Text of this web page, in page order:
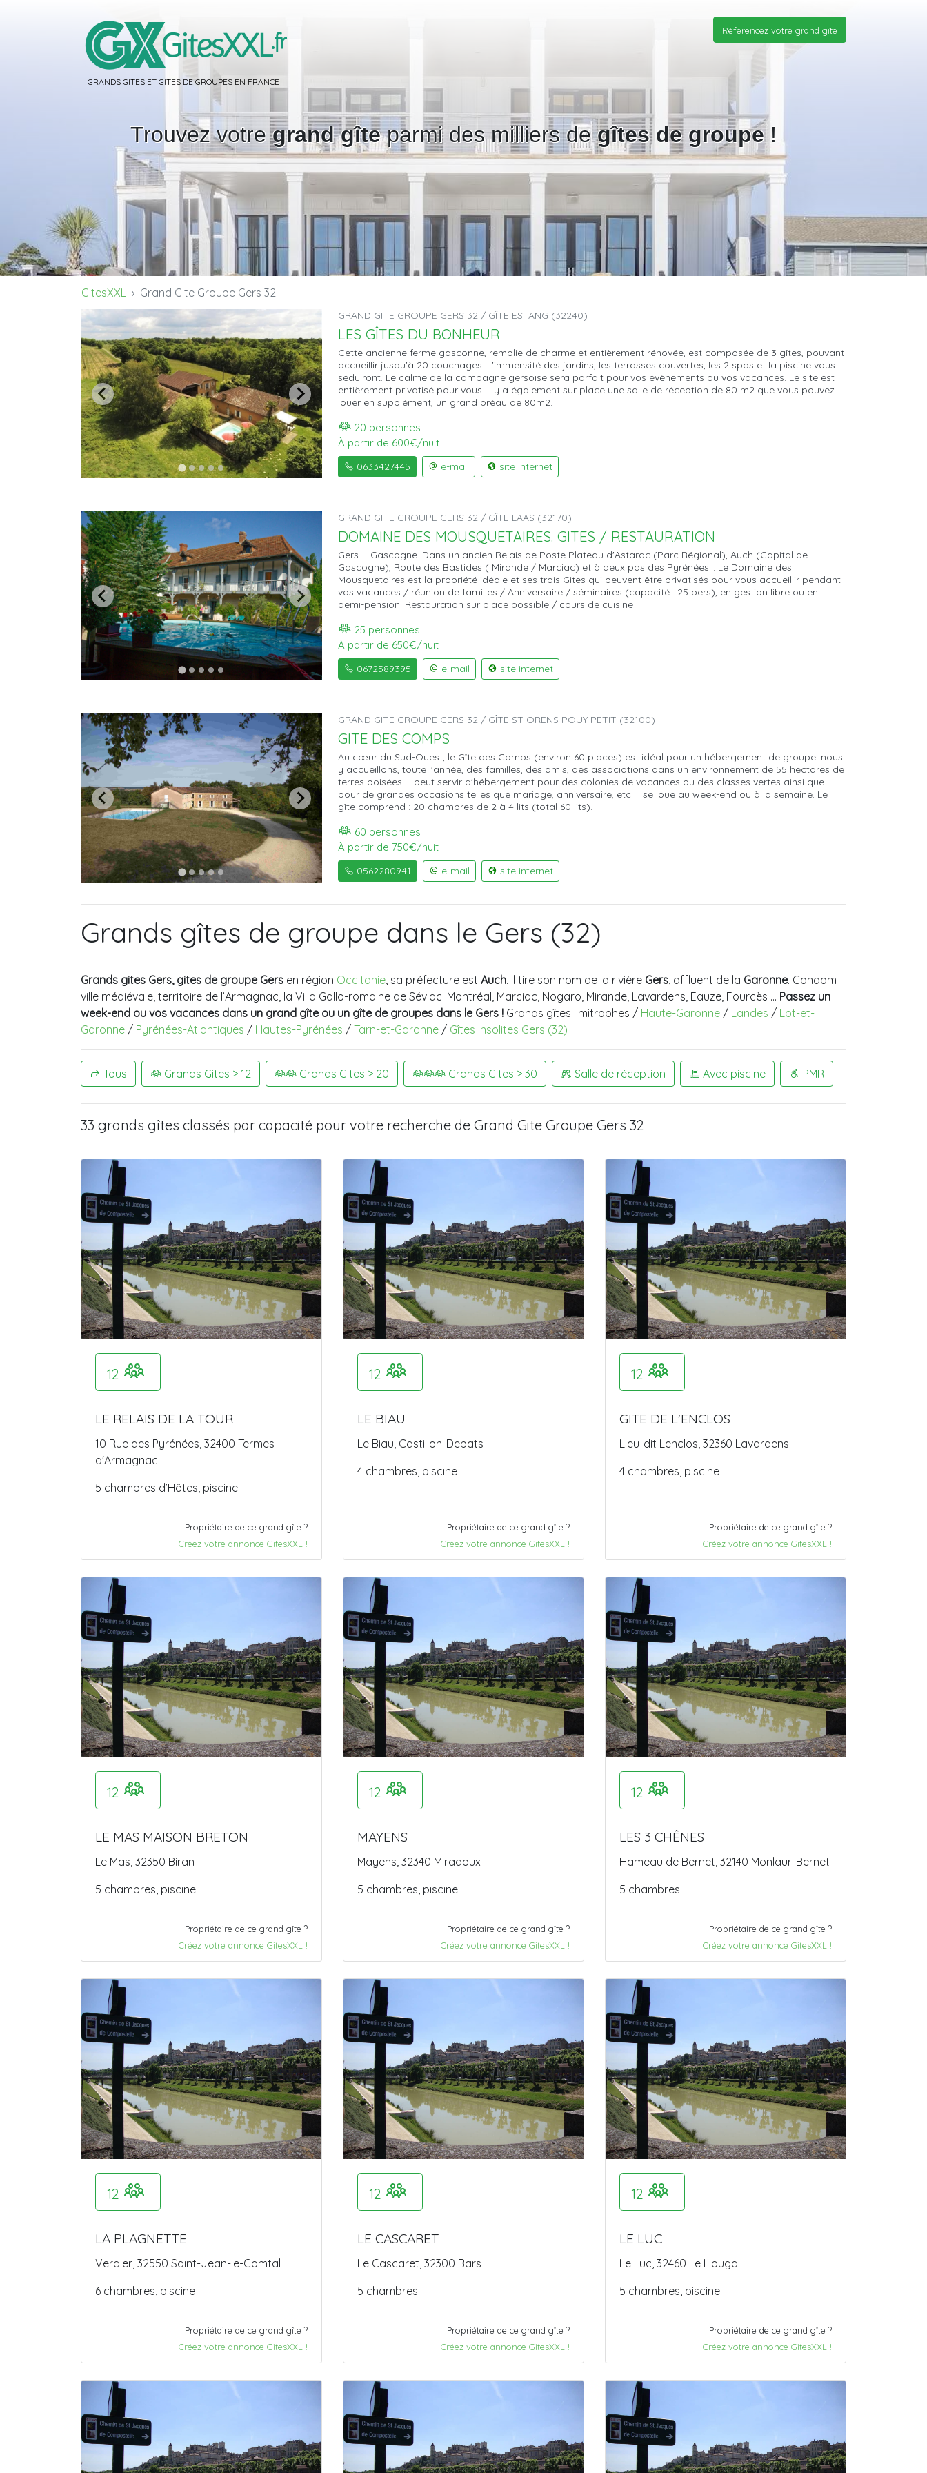
GRANDS GITES ET GITES DE GROUPES EN FRANCE
Référencez votre grand gîte
Trouvez votregrand gîteparmi des milliers degîtes de groupe!
GitesXXL Grand Gite Groupe Gers 32
GRAND GITE GROUPE GERS 32 / GÎTE ESTANG (32240)
LES GÎTES DU BONHEUR
Cette ancienne ferme gasconne, remplie de charme et entièrement rénovée, est composée de 3 gîtes, pouvant
accueillir jusqu'à 20 couchages. L'immensité des jardins, les terrasses couvertes, les 2 spas et la piscine vous
séduiront. Le calme de la campagne gersoise sera parfait pour vos évènements ou vos vacances. Le site est
entièrement privatisé pour vous. Il y a également sur place une salle de réception de 80 m2 que vous pouvez
louer en supplément, un grand préau de 80m2.
20 personnes
À partir de 600€/nuit
0633427445 e-mail site internet
GRAND GITE GROUPE GERS 32 / GÎTE LAAS (32170)
DOMAINE DES MOUSQUETAIRES. GITES / RESTAURATION
Gers ... Gascogne. Dans un ancien Relais de Poste Plateau d'Astarac (Parc Régional), Auch (Capital de
Gascogne), Route des Bastides ( Mirande / Marciac) et à deux pas des Pyrénées... Le Domaine des
Mousquetaires est la propriété idéale et ses trois Gites qui peuvent être privatisés pour vous accueillir pendant
vos vacances / réunion de familles / Anniversaire / séminaires (capacité : 25 pers), en gestion libre ou en
demi-pension. Restauration sur place possible / cours de cuisine
25 personnes
À partir de 650€/nuit
0672589395 e-mail site internet
GRAND GITE GROUPE GERS 32 / GÎTE ST ORENS POUY PETIT (32100)
GITE DES COMPS
Au cœur du Sud-Ouest, le Gîte des Comps (environ 60 places) est idéal pour un hébergement de groupe. nous
y accueillons, toute l'année, des familles, des amis, des associations dans un environnement de 55 hectares de
terres boisées. Il peut servir d'hébergement pour des colonies de vacances ou des classes vertes ainsi que
pour de grandes occasions telles que mariage, anniversaire, etc. Il se loue au week-end ou à la semaine. Le
gîte comprend : 20 chambres de 2 à 4 lits (total 60 lits).
60 personnes
À partir de 750€/nuit
0562280941 e-mail site internet
Grands gîtes de groupe dans le Gers (32)
Grands gites Gers, gites de groupe Gers en région Occitanie, sa préfecture est Auch. Il tire son nom de la rivière Gers, affluent de la Garonne. Condom
ville médiévale, territoire de l’Armagnac, la Villa Gallo-romaine de Séviac. Montréal, Marciac, Nogaro, Mirande, Lavardens, Eauze, Fourcès … Passez un
week-end ou vos vacances dans un grand gîte ou un gîte de groupes dans le Gers ! Grands gîtes limitrophes / Haute-Garonne / Landes / Lot-et-
Garonne / Pyrénées-Atlantiques / Hautes-Pyrénées / Tarn-et-Garonne / Gîtes insolites Gers (32)
Tous Grands Gites > 12 Grands Gites > 20 Grands Gites > 30 Salle de réception Avec piscine PMR
33 grands gîtes classés par capacité pour votre recherche de Grand Gite Groupe Gers 32
12
LE RELAIS DE LA TOUR
10 Rue des Pyrénées, 32400 Termes-
d'Armagnac
5 chambres d’Hôtes, piscine
Propriétaire de ce grand gîte ?
Créez votre annonce GitesXXL !
12
LE BIAU
Le Biau, Castillon-Debats
4 chambres, piscine
Propriétaire de ce grand gîte ?
Créez votre annonce GitesXXL !
12
GITE DE L'ENCLOS
Lieu-dit Lenclos, 32360 Lavardens
4 chambres, piscine
Propriétaire de ce grand gîte ?
Créez votre annonce GitesXXL !
12
LE MAS MAISON BRETON
Le Mas, 32350 Biran
5 chambres, piscine
Propriétaire de ce grand gîte ?
Créez votre annonce GitesXXL !
12
MAYENS
Mayens, 32340 Miradoux
5 chambres, piscine
Propriétaire de ce grand gîte ?
Créez votre annonce GitesXXL !
12
LES 3 CHÊNES
Hameau de Bernet, 32140 Monlaur-Bernet
5 chambres
Propriétaire de ce grand gîte ?
Créez votre annonce GitesXXL !
12
LA PLAGNETTE
Verdier, 32550 Saint-Jean-le-Comtal
6 chambres, piscine
Propriétaire de ce grand gîte ?
Créez votre annonce GitesXXL !
12
LE CASCARET
Le Cascaret, 32300 Bars
5 chambres
Propriétaire de ce grand gîte ?
Créez votre annonce GitesXXL !
12
LE LUC
Le Luc, 32460 Le Houga
5 chambres, piscine
Propriétaire de ce grand gîte ?
Créez votre annonce GitesXXL !